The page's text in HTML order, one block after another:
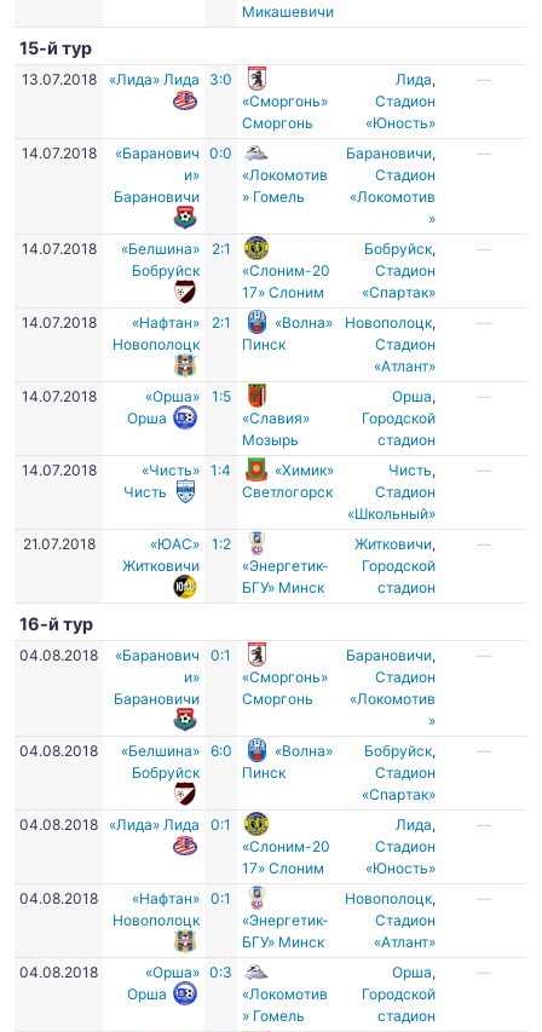
Микашевичи
15-й тур
13.07.2018 «Лида» Лида
3:0
«Сморгонь»
Сморгонь
Лида,
Стадион
«Юность»
—
14.07.2018
«Баранович
и»
Барановичи
0:0
«Локомотив
» Гомель
Барановичи,
Стадион
«Локомотив
»
—
14.07.2018
«Белшина»
Бобруйск
2:1
«Слоним-20
17» Слоним
Бобруйск,
Стадион
«Спартак»
—
14.07.2018
«Нафтан»
Новополоцк
2:1
«Волна»
Пинск
Новополоцк,
Стадион
«Атлант»
—
14.07.2018
«Орша»
Орша
1:5
«Славия»
Мозырь
Орша,
Городской
стадион
—
14.07.2018
«Чисть»
Чисть
1:4
«Химик»
Светлогорск
Чисть,
Стадион
«Школьный»
—
21.07.2018
«ЮАС»
Житковичи
1:2
«Энергетик-
БГУ» Минск
Житковичи,
Городской
стадион
—
16-й тур
04.08.2018
«Баранович
и»
Барановичи
0:1
«Сморгонь»
Сморгонь
Барановичи,
Стадион
«Локомотив
»
—
04.08.2018
«Белшина»
Бобруйск
6:0
«Волна»
Пинск
Бобруйск,
Стадион
«Спартак»
—
04.08.2018 «Лида» Лида
0:1
«Слоним-20
17» Слоним
Лида,
Стадион
«Юность»
—
04.08.2018
«Нафтан»
Новополоцк
0:1
«Энергетик-
БГУ» Минск
Новополоцк,
Стадион
«Атлант»
—
04.08.2018
«Орша»
Орша
0:3
«Локомотив
» Гомель
Орша,
Городской
стадион
—